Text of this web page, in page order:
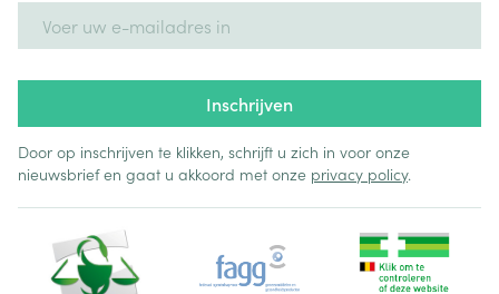
Inschrijven
Door op inschrijven te klikken, schrijft u zich in voor onze
nieuwsbrief en gaat u akkoord met onze privacy policy.